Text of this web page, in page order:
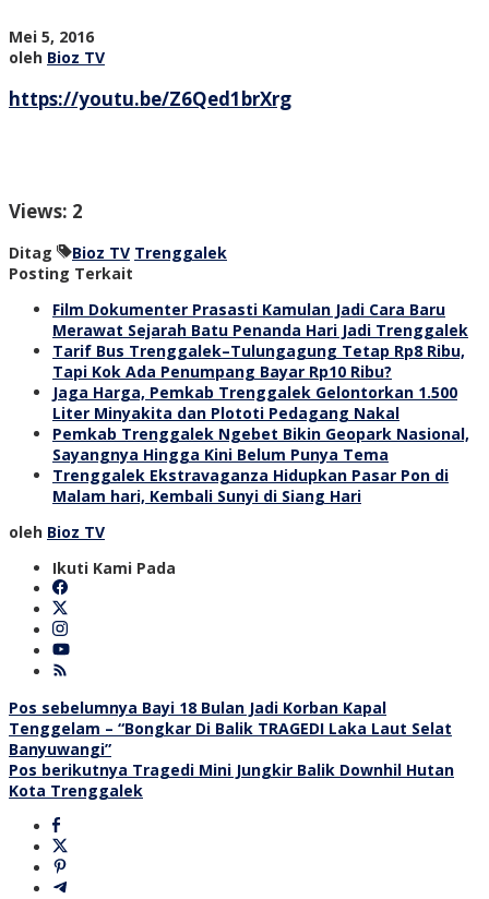
Mei 5, 2016oleh
Bioz
oleh Bioz TV
https://youtu.be/Z6Qed1brXrg
Views: 2
Ditag Bioz TV Trenggalek
Posting Terkait
Film Dokumenter Prasasti Kamulan Jadi Cara Baru
Merawat Sejarah Batu Penanda Hari Jadi Trenggalek
Tarif Bus Trenggalek–Tulungagung Tetap Rp8 Ribu,
Tapi Kok Ada Penumpang Bayar Rp10 Ribu?
Jaga Harga, Pemkab Trenggalek Gelontorkan 1.500
Liter Minyakita dan Plototi Pedagang Nakal
Pemkab Trenggalek Ngebet Bikin Geopark Nasional,
Sayangnya Hingga Kini Belum Punya Tema
Trenggalek Ekstravaganza Hidupkan Pasar Pon di
Malam hari, Kembali Sunyi di Siang Hari
oleh Bioz TV
Ikuti Kami Pada
Navigasi
pos
Pos sebelumnya Bayi 18 Bulan Jadi Korban Kapal
Tenggelam – “Bongkar Di Balik TRAGEDI Laka Laut Selat
Banyuwangi”
Pos berikutnya Tragedi Mini Jungkir Balik Downhil Hutan
Kota Trenggalek